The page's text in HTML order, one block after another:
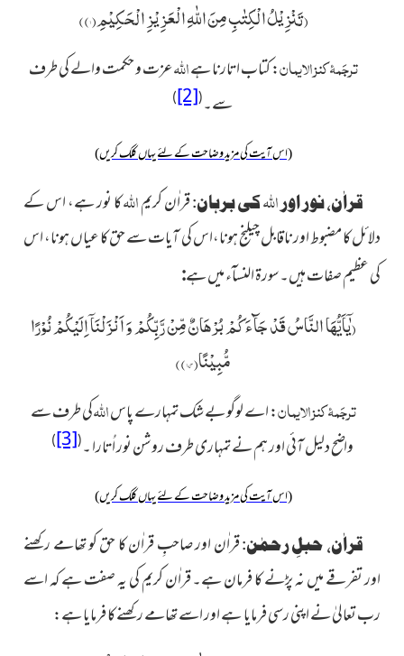
(تَنْزِیْلُ الْكِتٰبِ مِنَ اللّٰهِ الْعَزِیْزِ الْحَكِیْمِ(۱) )
ترجَمۂ کنز الایمان:کتاب اتارنا ہےاللہعزت و حکمت والے کی طرف
سے۔(
[2]
)
(اس آیت کی مزید وضاحت کے لئے یہاں کلک کریں)
قراٰن، نور اور اللہکی برہان:قراٰن کریماللہکا نور ہے، اس کے
دلائل کا مضبوط اور ناقابل چیلنج ہونا،اس کی آیات سے حق کا عیاں ہونا، اس
کی عظیم صفات ہیں۔سورۃ النسآء میں ہے:
(یٰۤاَیُّهَا النَّاسُ قَدْ جَآءَكُمْ بُرْهَانٌ مِّنْ رَّبِّكُمْ وَ اَنْزَلْنَاۤ اِلَیْكُمْنُوْرًا
مُّبِیْنًا(۱۷۴) )
ترجَمۂ کنز الایمان:اے لوگو بے شک تمہارے پاساللہکی طرف سے
واضح دلیل آئی اور ہم نے تمہاری طرف روشن نور اُتارا ۔(
[3]
)
(اس آیت کی مزید وضاحت کے لئے یہاں کلک کریں)
قراٰن، حبلِ رحمٰن:قراٰن اور صاحبِ قراٰن کا حق کو تھامےرکھنے
اور تفرقے میں نہ پڑنے کا فرمان ہے۔ قراٰن کریم کی یہ صفت ہے کہ اسے
رب تعالیٰ نے اپنی رسی فرمایا ہے اور اسے تھامے رکھنے کا فرمایا ہے: